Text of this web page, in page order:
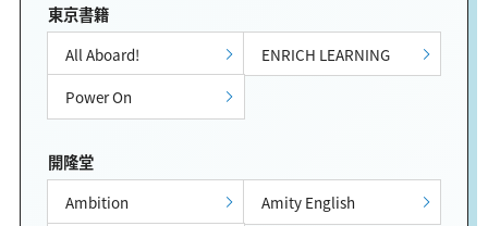
東京書籍
All Aboard!
ENRICH LEARNING
Power On
開隆堂
Ambition
Amity English